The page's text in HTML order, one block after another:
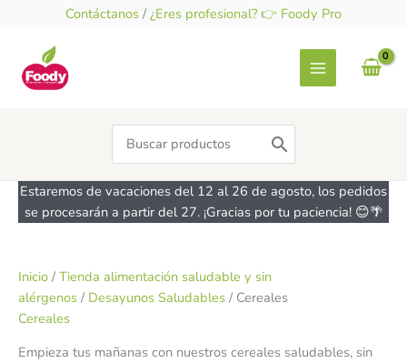
contenido
Contáctanos / ¿Eres profesional? 👉 Foody Pro
Search
for:
Estaremos de vacaciones del 12 al 26 de agosto, los pedidos
se procesarán a partir del 27. ¡Gracias por tu paciencia! 😊🌴
Inicio / Tienda alimentación saludable y sin
alérgenos / Desayunos Saludables / Cereales
Cereales
Empieza tus mañanas con nuestros cereales saludables, sin